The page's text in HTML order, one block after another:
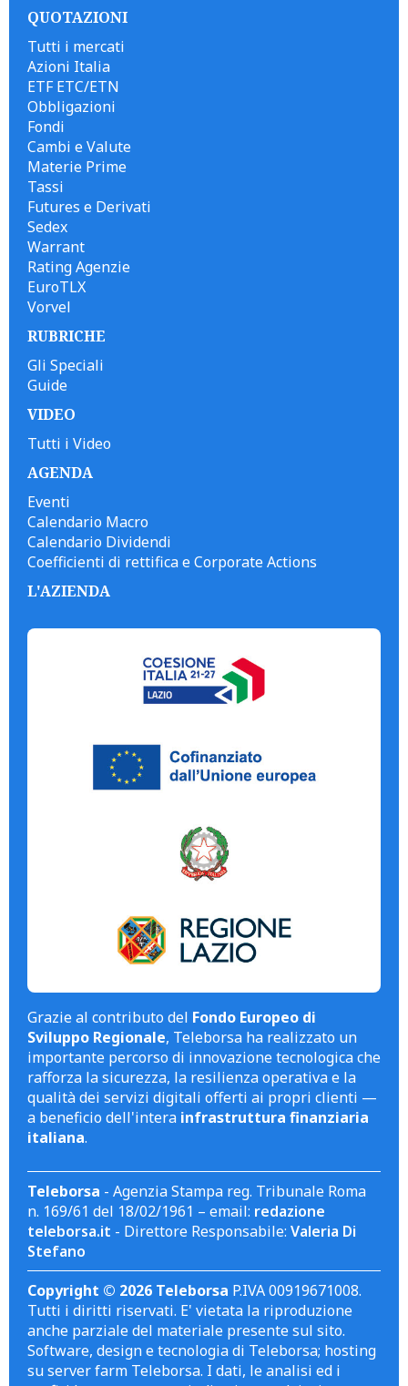
QUOTAZIONI
Tutti i mercati
Azioni Italia
ETF ETC/ETN
Obbligazioni
Fondi
Cambi e Valute
Materie Prime
Tassi
Futures e Derivati
Sedex
Warrant
Rating Agenzie
EuroTLX
Vorvel
RUBRICHE
Gli Speciali
Guide
VIDEO
Tutti i Video
AGENDA
Eventi
Calendario Macro
Calendario Dividendi
Coefficienti di rettifica e Corporate Actions
L'AZIENDA
Grazie al contributo del Fondo Europeo di
Sviluppo Regionale, Teleborsa ha realizzato un
importante percorso di innovazione tecnologica che
rafforza la sicurezza, la resilienza operativa e la
qualità dei servizi digitali offerti ai propri clienti —
a beneficio dell'intera infrastruttura finanziaria
italiana.
Teleborsa - Agenzia Stampa reg. Tribunale Roma
n. 169/61 del 18/02/1961 – email: redazione
teleborsa.it - Direttore Responsabile: Valeria Di
Stefano
Copyright © 2026 Teleborsa P.IVA 00919671008.
Tutti i diritti riservati. E' vietata la riproduzione
anche parziale del materiale presente sul sito.
Software, design e tecnologia di Teleborsa; hosting
su server farm Teleborsa. I dati, le analisi ed i